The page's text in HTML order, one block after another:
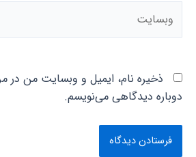
ذخیره نام، ایمیل و وبسایت من در
دوباره دیدگاهی می‌نویسم.